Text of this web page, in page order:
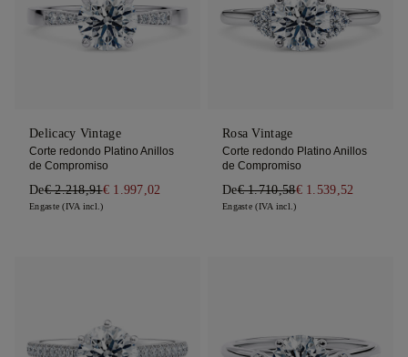
Delicacy Vintage
Corte redondo Platino Anillos
de Compromiso
De€ 2.218,91€ 1.997,02
Engaste (IVA incl.)
Rosa Vintage
Corte redondo Platino Anillos
de Compromiso
De€ 1.710,58€ 1.539,52
Engaste (IVA incl.)